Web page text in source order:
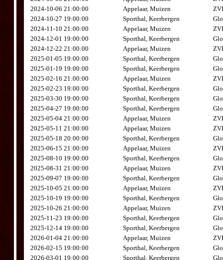
2024-10-06 21:00:00
Appelaar, Muizen
2024-10-27 19:00:00
Sporthal, Keerbergen
2024-11-10 21:00:00
Appelaar, Muizen
2024-12-01 19:00:00
Sporthal, Keerbergen
2024-12-22 21:00:00
Appelaar, Muizen
2025-01-05 19:00:00
Sporthal, Keerbergen
2025-01-19 19:00:00
Sporthal, Keerbergen
2025-02-16 21:00:00
Appelaar, Muizen
2025-02-23 19:00:00
Sporthal, Keerbergen
2025-03-30 19:00:00
Sporthal, Keerbergen
2025-04-27 19:00:00
Sporthal, Keerbergen
2025-05-04 21:00:00
Appelaar, Muizen
2025-05-11 21:00:00
Appelaar, Muizen
2025-05-18 20:00:00
Sporthal, Keerbergen
2025-06-15 21:00:00
Appelaar, Muizen
2025-08-10 19:00:00
Sporthal, Keerbergen
2025-08-31 21:00:00
Appelaar, Muizen
2025-09-07 19:00:00
Sporthal, Keerbergen
2025-10-05 21:00:00
Appelaar, Muizen
2025-10-19 19:00:00
Sporthal, Keerbergen
2025-10-26 21:00:00
Appelaar, Muizen
2025-11-23 19:00:00
Sporthal, Keerbergen
2025-12-14 19:00:00
Sporthal, Keerbergen
2026-01-04 21:00:00
Appelaar, Muizen
2026-02-15 19:00:00
Sporthal, Keerbergen
2026-03-01 19:00:00
Sporthal, Keerbergen